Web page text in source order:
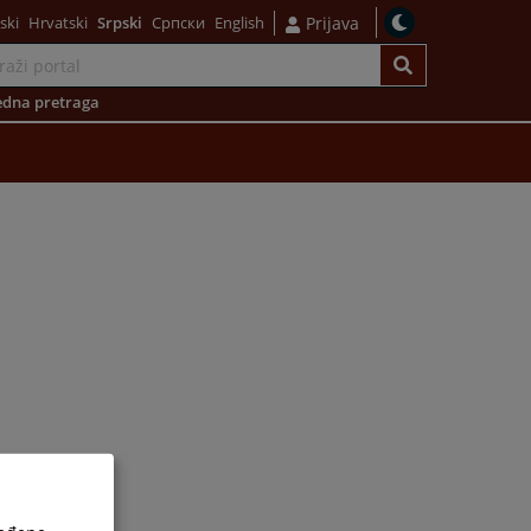
Hrvatski Srpski Српски English Prijava
pretraga